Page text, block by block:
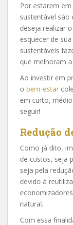
Por estarem
sustentável são
deseja realizar
esquecer de
sustentáveis
que melhoram
Ao investir em
o bem-estar
em curto,
seguir!
Redução
Como já dito,
de custos, seja
seja pela
devido à
natural.
Com essa